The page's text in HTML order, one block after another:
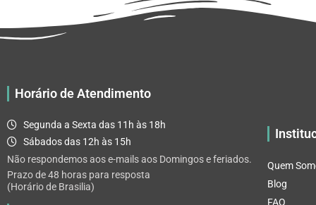
Horário de Atendimento
Segunda a Sexta das 11h às 18h
Sábados das 12h às 15h
Não respondemos aos e-mails aos Domingos e feriados.
Prazo de 48 horas para resposta
(Horário de Brasilia)
Quem
Blog
FAQ